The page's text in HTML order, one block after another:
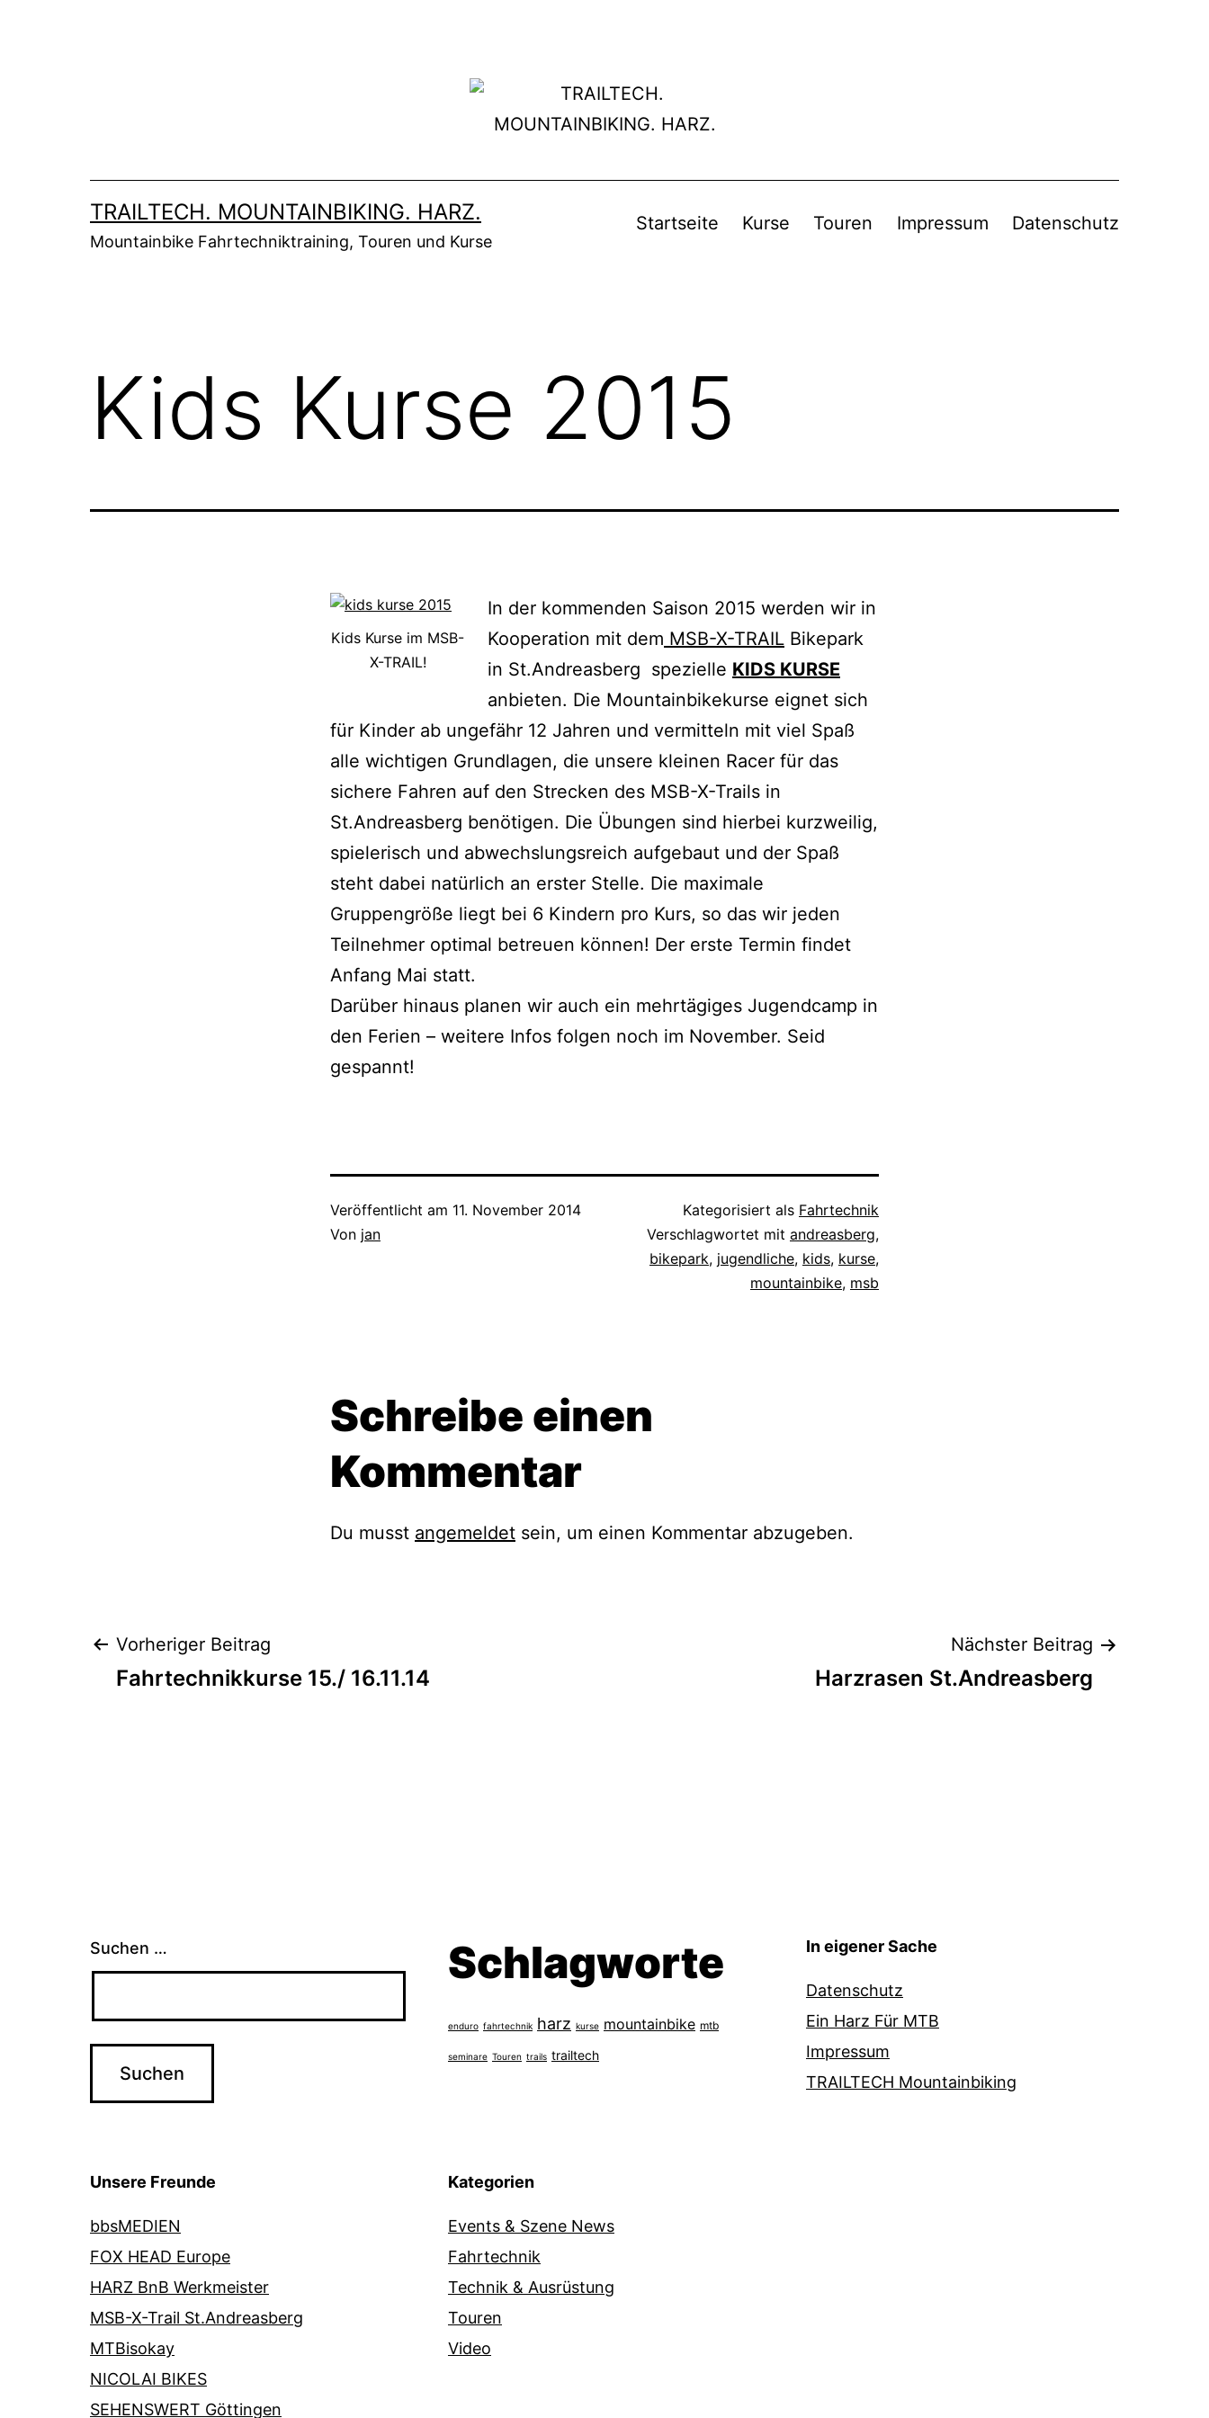
TRAILTECH. MOUNTAINBIKING. HARZ.
Mountainbike Fahrtechniktraining, Touren und Kurse
Startseite Kurse Touren Impressum Datenschutz
Kids Kurse 2015
Kids Kurse im MSB-
X-TRAIL!
In der kommenden Saison 2015 werden wir in
Kooperation mit dem MSB-X-TRAIL Bikepark
in St.Andreasberg spezielle KIDS KURSE
anbieten. Die Mountainbikekurse eignet sich
für Kinder ab ungefähr 12 Jahren und vermitteln mit viel Spaß
alle wichtigen Grundlagen, die unsere kleinen Racer für das
sichere Fahren auf den Strecken des MSB-X-Trails in
St.Andreasberg benötigen. Die Übungen sind hierbei kurzweilig,
spielerisch und abwechslungsreich aufgebaut und der Spaß
steht dabei natürlich an erster Stelle. Die maximale
Gruppengröße liegt bei 6 Kindern pro Kurs, so das wir jeden
Teilnehmer optimal betreuen können! Der erste Termin findet
Anfang Mai statt.
Darüber hinaus planen wir auch ein mehrtägiges Jugendcamp in
den Ferien – weitere Infos folgen noch im November. Seid
gespannt!
Veröffentlicht am 11. November 2014
Von jan
Kategorisiert als Fahrtechnik
Verschlagwortet mit andreasberg,
bikepark, jugendliche, kids, kurse,
mountainbike, msb
Schreibe einen
Kommentar
Du musst angemeldet sein, um einen Kommentar abzugeben.
Beitragsnavigation
Vorheriger Beitrag
Fahrtechnikkurse 15./ 16.11.14
Nächster Beitrag
Harzrasen St.Andreasberg
Suchen … Schlagworte
enduro fahrtechnik harz kurse mountainbike mtb
seminare Touren trails trailtech
In eigener Sache
Datenschutz
Ein Harz Für MTB
Impressum
TRAILTECH Mountainbiking
Unsere Freunde
bbsMEDIEN
FOX HEAD Europe
HARZ BnB Werkmeister
MSB-X-Trail St.Andreasberg
MTBisokay
NICOLAI BIKES
SEHENSWERT Göttingen
Kategorien
Events & Szene News
Fahrtechnik
Technik & Ausrüstung
Touren
Video